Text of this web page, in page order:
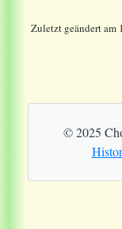
Zuletzt geändert am
© 2025